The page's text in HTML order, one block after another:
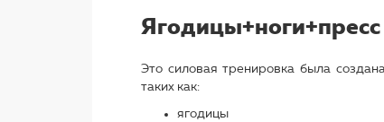
Ягодицы+ноги+пресс
Это силовая тренировка была
таких как:
ягодицы